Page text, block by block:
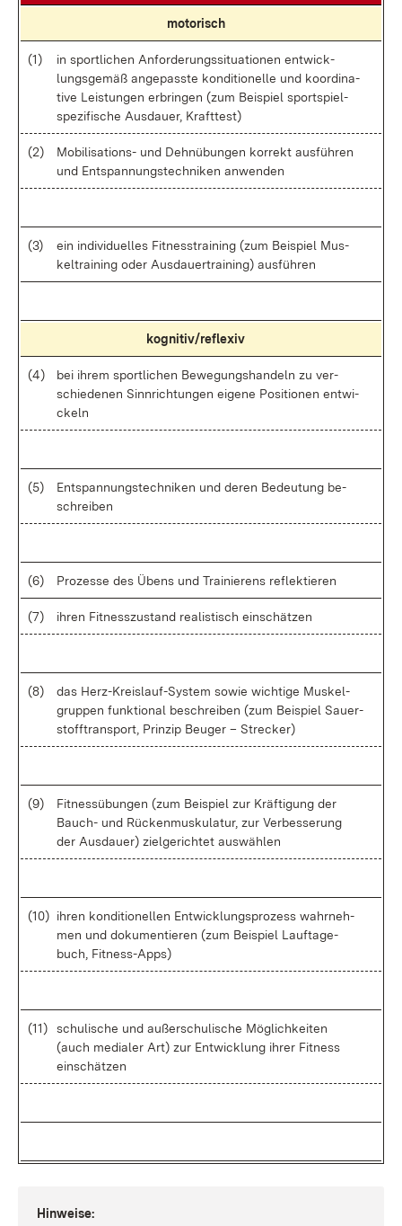
mo­to­risch
(1)
in sport­li­chen An­for­de­rungs­si­tua­tio­nen ent­wick­
lungs­ge­mäß an­ge­pass­te kon­di­tio­nel­le und ko­or­di­na­
ti­ve Leis­tun­gen er­brin­gen (zum Bei­spiel sport­spiel­
spe­zi­fi­sche Aus­dau­er, Kraft­test)
(2)
Mo­bi­li­sa­ti­ons- und Dehn­übun­gen kor­rekt aus­füh­ren
und Ent­span­nungs­tech­ni­ken an­wen­den
(3)
ein in­di­vi­du­el­les Fit­ness­trai­ning (zum Bei­spiel Mus­
kel­trai­ning oder Aus­dau­er­trai­ning) aus­füh­ren
ko­gni­ti­v/re­fle­xiv
(4)
bei ih­rem sport­li­chen Be­we­gungs­han­deln zu ver­
schie­de­nen Sinn­rich­tun­gen ei­ge­ne Po­si­tio­nen ent­wi­
ckeln
(5)
Ent­span­nungs­tech­ni­ken und de­ren Be­deu­tung be­
schrei­ben
(6) Pro­zes­se des Übens und Trai­nie­rens re­flek­tie­ren
(7) ih­ren Fit­ness­zu­stand rea­lis­tisch ein­schät­zen
(8)
das Her­z-Kreis­lauf-Sys­tem so­wie wich­ti­ge Mus­kel­
grup­pen funk­tio­nal be­schrei­ben (zum Bei­spiel Sau­er­
stoff­trans­port, Prin­zip Beu­ger – Stre­cker)
(9)
Fit­ness­übun­gen (zum Bei­spiel zur Kräf­ti­gung der
Bauch- und Rü­cken­mus­ku­la­tur, zur Ver­bes­se­rung
der Aus­dau­er) ziel­ge­rich­tet aus­wäh­len
(10) ih­ren kon­di­tio­nel­len Ent­wick­lungs­pro­zess wahr­neh­
men und do­ku­men­tie­ren (zum Bei­spiel Lauf­ta­ge­
buch, Fit­ness-Apps)
(11)
schu­li­sche und au­ßer­schu­li­sche Mög­lich­kei­ten
(auch me­dia­ler Art) zur Ent­wick­lung ih­rer Fit­ness
ein­schät­zen
Hin­wei­se: